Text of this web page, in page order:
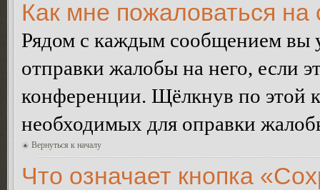
Как мне пожаловаться
Рядом с каждым сообщением вы
отправки жалобы на него, если
конференции. Щёлкнув по этой
необходимых для оправки
Вернуться к началу
Что означает кнопка